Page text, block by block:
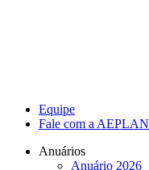
Equipe
Fale com a AEPLAN
Anuários
Anuário 2026